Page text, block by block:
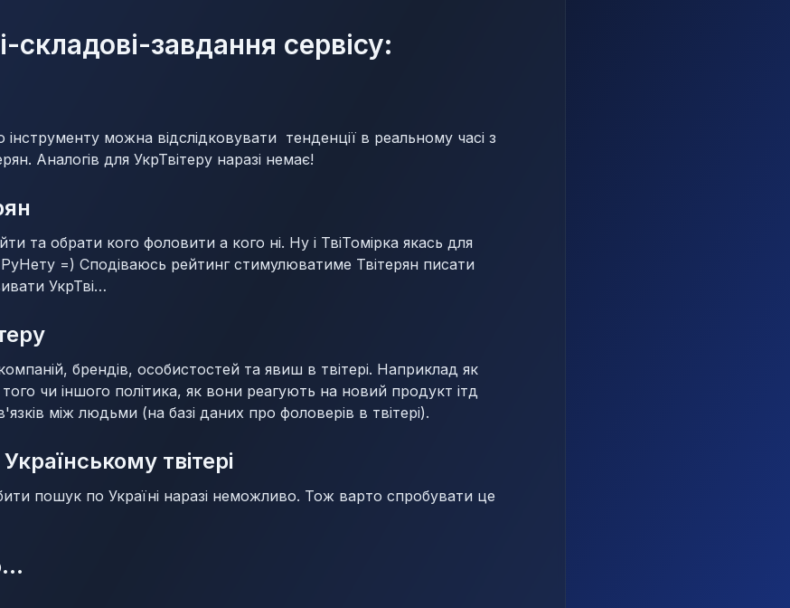
складові-завдання сервісу:
можна відслідковувати тенденції в реальному часі з
Аналогів для УкрТвітеру наразі немає!
та обрати кого фоловити а кого ні. Ну і ТвіТомірка якась для
=) Сподіваюсь рейтинг стимулюватиме Твітерян писати
УкрТві…
брендів, особистостей та явиш в твітері. Наприклад як
чи іншого політика, як вони реагують на новий продукт ітд
між людьми (на базі даних про фоловерів в твітері).
твітері
пошук по Україні наразі неможливо. Тож варто спробувати це